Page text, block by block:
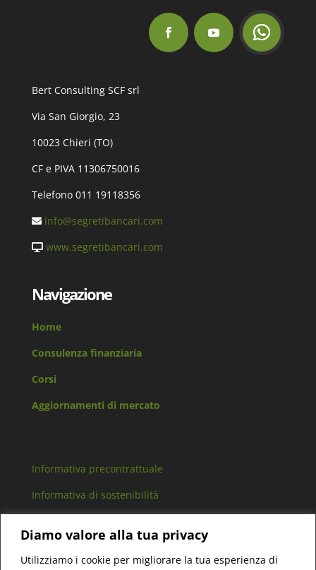
Diamo valore alla tua privacy
Utilizziamo i cookie per migliorare la tua esperienza di
Bert Consulting SCF srl
Via San Giorgio, 23
10023 Chieri (TO)
CF e PIVA 11306750016
Telefono 011 19118356
info@segretibancari.com
www.segretibancari.com
Navigazione
Home
Consulenza finanziaria
Corsi
Aggiornamenti di mercato
Informativa precontrattuale
Informativa di sostenibilità